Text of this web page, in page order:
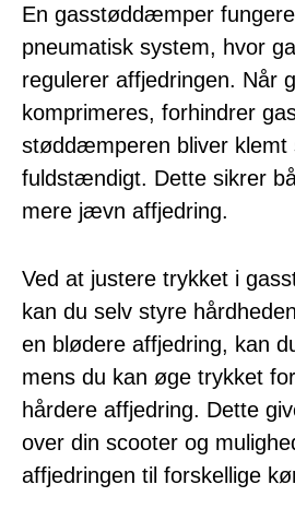
En gasstøddæmper
pneumatisk system, hvor
regulerer affjedringen. Når
komprimeres, forhindrer
støddæmperen bliver klemt
fuldstændigt. Dette sikrer
mere jævn affjedring.
Ved at justere trykket i
kan du selv styre
en blødere affjedring, kan
mens du kan øge trykket
hårdere affjedring. Dette
over din scooter og
affjedringen til forskellige